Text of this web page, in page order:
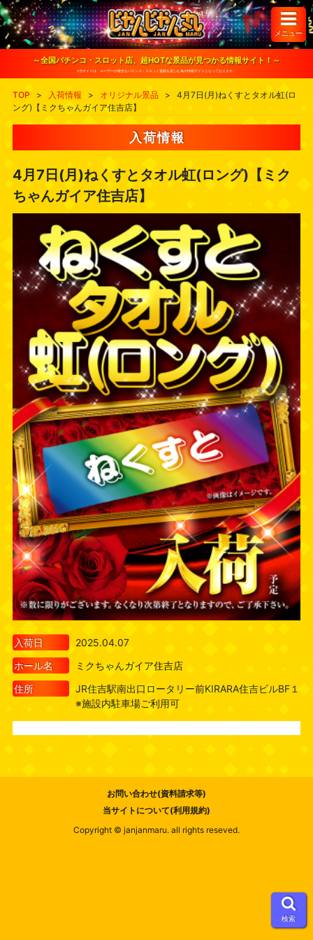
S
k
i
o
メニュー
～全国パチンコ・スロット店、超HOTな景品が見つかる情報サイト！～
※当サイトは、ユーザーが健全なパチンコ・スロット遊戯を楽しむ為の情報サイトとなっております。
TOP > 入荷情報 > オリジナル景品 >
4月7日(月)ねくすとタオル虹(ロ
ング)【ミクちゃんガイア住吉店】
入荷情報
4月7日(月)ねくすとタオル虹(ロング)【ミク
ちゃんガイア住吉店】
入荷日
2025.04.07
ホール名
ミクちゃんガイア住吉店
住所
JR住吉駅南出口ロータリー前KIRARA住吉ビルBF１
※施設内駐車場ご利用可
お問い合わせ(資料請求等)
当サイトについて(利用規約)
Copyright © janjanmaru. all rights reseved.
検索